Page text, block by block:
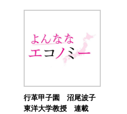
行革甲子園 沼尾波子
東洋大学教授 連載